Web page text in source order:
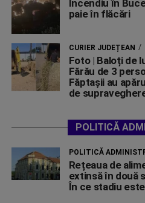
Incendiu în
paie în flăcări
CURIER JUDEȚEAN
Foto | Baloți de
Fărău de 3
Făptașii au
de
POLITICĂ
POLITICĂ
Rețeaua de
extinsă în două
În ce stadiu